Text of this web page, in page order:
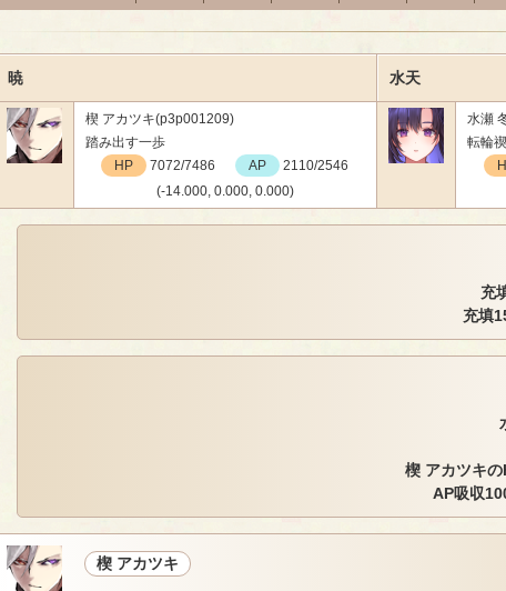
暁 水天
楔 アカツキ(p3p001209)
踏み出す一歩
HP
7072/7486 AP
2110/2546
(-14.000, 0.000, 0.000)
水瀬
転輪
充
充填
楔 アカツキの
AP吸収
楔 アカツキ